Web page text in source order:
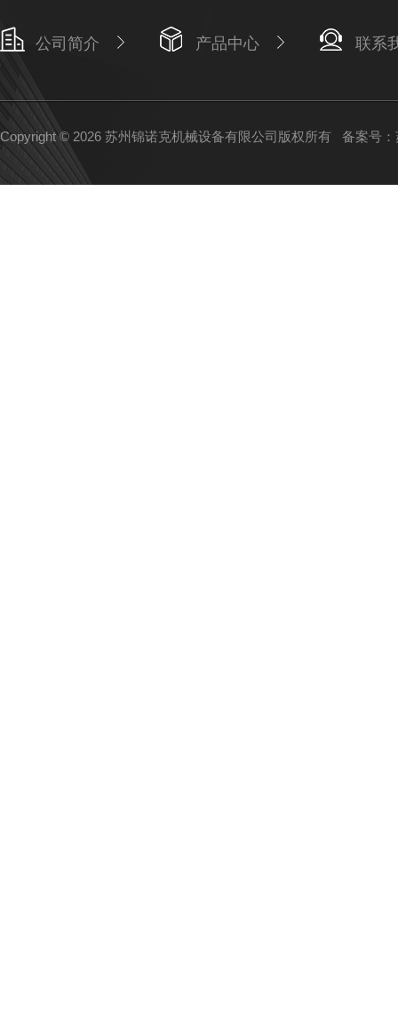
公司简介 产品中心 联系
Copyright © 2026 苏州锦诺克机械设备有限公司版权所有 备案号：